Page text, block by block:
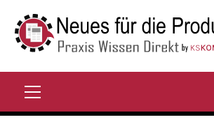
Inhalt
springen
NEUES FÜR DIE
PRODUKTION